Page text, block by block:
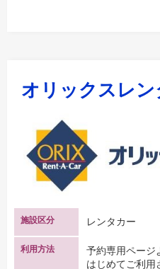
オリックスレン
施設区分 レンタカー
利用方法
予約専用ページ
はじめてご利用